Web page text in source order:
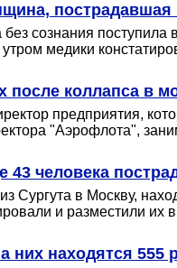
сознания
медики
коллапса в
предприятия,
"Аэрофлота",
человека
Сургута в Москву,
и разместили
них находятся 555